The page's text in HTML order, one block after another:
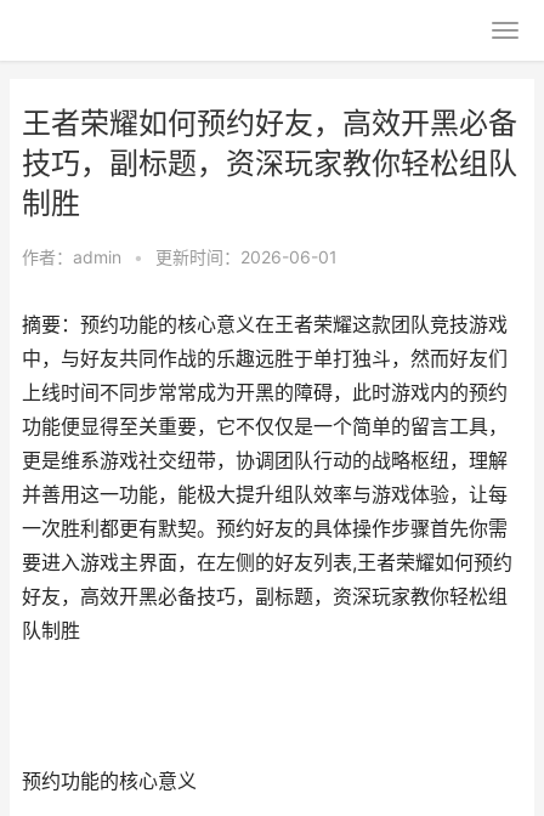
王者荣耀如何预约好友，高效开黑必备
技巧，副标题，资深玩家教你轻松组队
制胜
作者： admin • 更新时间：2026-06-01
摘要：预约功能的核心意义在王者荣耀这款团队竞技游戏
中，与好友共同作战的乐趣远胜于单打独斗，然而好友们
上线时间不同步常常成为开黑的障碍，此时游戏内的预约
功能便显得至关重要，它不仅仅是一个简单的留言工具，
更是维系游戏社交纽带，协调团队行动的战略枢纽，理解
并善用这一功能，能极大提升组队效率与游戏体验，让每
一次胜利都更有默契。预约好友的具体操作步骤首先你需
要进入游戏主界面，在左侧的好友列表,王者荣耀如何预约
好友，高效开黑必备技巧，副标题，资深玩家教你轻松组
队制胜
预约功能的核心意义